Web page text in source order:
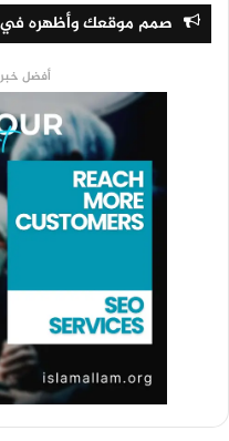
صمم موقعك وأظهره
أفضل